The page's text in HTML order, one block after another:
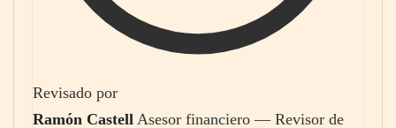
Revisado por
Ramón Castell Asesor financiero — Revisor de